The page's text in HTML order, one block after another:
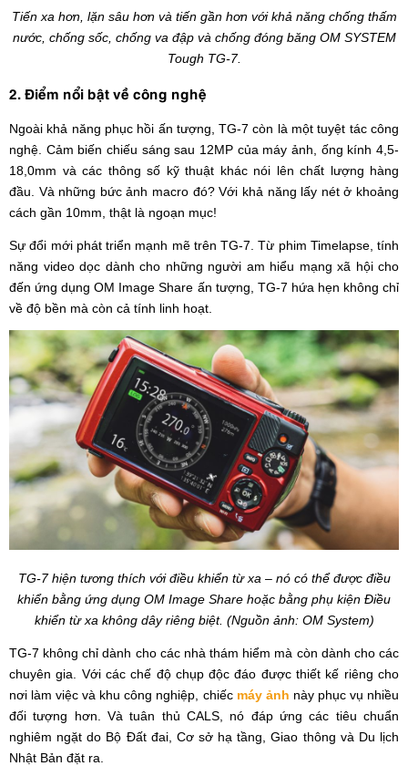
Tiến xa hơn, lặn sâu hơn và tiến gần hơn với khả năng chống thấm
nước, chống sốc, chống va đập và chống đóng băng OM SYSTEM
Tough TG-7.
2. Điểm nổi bật về công nghệ
Ngoài khả năng phục hồi ấn tượng, TG-7 còn là một tuyệt tác công
nghệ. Cảm biến chiếu sáng sau 12MP của máy ảnh, ống kính 4,5-
18,0mm và các thông số kỹ thuật khác nói lên chất lượng hàng
đầu. Và những bức ảnh macro đó? Với khả năng lấy nét ở khoảng
cách gần 10mm, thật là ngoạn mục!
Sự đổi mới phát triển mạnh mẽ trên TG-7. Từ phim Timelapse, tính
năng video dọc dành cho những người am hiểu mạng xã hội cho
đến ứng dụng OM Image Share ấn tượng, TG-7 hứa hẹn không chỉ
về độ bền mà còn cả tính linh hoạt.
TG-7 hiện tương thích với điều khiển từ xa – nó có thể được điều
khiển bằng ứng dụng OM Image Share hoặc bằng phụ kiện Điều
khiển từ xa không dây riêng biệt. (Nguồn ảnh: OM System)
TG-7 không chỉ dành cho các nhà thám hiểm mà còn dành cho các
chuyên gia. Với các chế độ chụp độc đáo được thiết kế riêng cho
nơi làm việc và khu công nghiệp, chiếc máy ảnh này phục vụ nhiều
đối tượng hơn. Và tuân thủ CALS, nó đáp ứng các tiêu chuẩn
nghiêm ngặt do Bộ Đất đai, Cơ sở hạ tầng, Giao thông và Du lịch
Nhật Bản đặt ra.